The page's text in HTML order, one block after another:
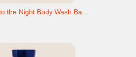
the Night Body Wash Ba...